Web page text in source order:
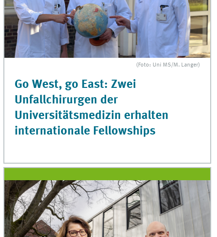
(Foto: Uni MS/M. Langer)
Go West, go East: Zwei
Unfallchirurgen der
Universitätsmedizin erhalten
internationale Fellowships